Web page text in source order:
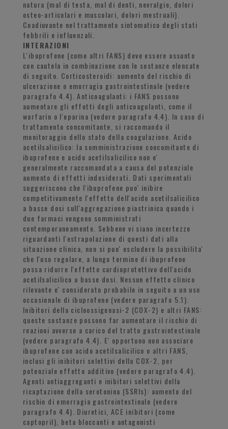
natura (mal di testa, mal di denti, nevralgie, dolori
osteo-articolari e muscolari, dolori mestruali).
Coadiuvante nel trattamento sintomatico degli stati
febbrili e influenzali.
INTERAZIONI
L'ibuprofene (come altri FANS) deve essere assunto
con cautela in combinazione con le sostanze elencate
di seguito. Corticosteroidi: aumento del rischio di
ulcerazione o emorragia gastrointestinale (vedere
paragrafo 4.4). Anticoagulanti: i FANS possono
aumentare gli effetti degli anticoagulanti, come il
warfarin o l'eparina (vedere paragrafo 4.4). In caso di
trattamento concomitante, si raccomanda il
monitoraggio dello stato della coagulazione. Acido
acetilsalicilico: la somministrazione concomitante di
ibuprofene e acido acetilsalicilico non e'
generalmente raccomandata a causa del potenziale
aumento di effetti indesiderati. Dati sperimentali
suggeriscono che l'ibuprofene puo' inibire
competitivamente l'effetto dell'acido acetilsalicilico
a basse dosi sull'aggregazione piastrinica quando i
due farmaci vengono somministrati
contemporaneamente. Sebbene vi siano incertezze
riguardanti l'estrapolazione di questi dati alla
situazione clinica, non si puo' escludere la possibilita'
che l'uso regolare, a lungo termine di ibuprofene
possa ridurre l'effetto cardioprotettivo dell'acido
acetilsalicilico a basse dosi. Nessun effetto clinico
rilevante e' considerato probabile in seguito a un uso
occasionale di ibuprofene (vedere paragrafo 5.1).
Inibitori della cicloossigenasi-2 (COX-2) e altri FANS:
queste sostanze possono far aumentare il rischio di
reazioni avverse a carico del tratto gastrointestinale
(vedere paragrafo 4.4). E' opportuno non associare
ibuprofene con acido acetilsalicilico o altri FANS,
inclusi gli inibitori selettivi della COX-2, per
potenziale effetto additivo (vedere paragrafo 4.4).
Agenti antiaggreganti e inibitori selettivi della
ricaptazione della serotonina (SSRIs): aumento del
rischio di emorragia gastrointestinale (vedere
paragrafo 4.4). Diuretici, ACE inibitori (come
captopril), beta bloccanti e antagonisti